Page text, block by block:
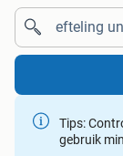
Tips:
gebruik